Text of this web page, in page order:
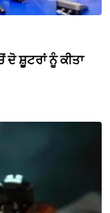
ਸ਼ੂਟਰਾਂ ਨੂੰ ਕੀਤਾ